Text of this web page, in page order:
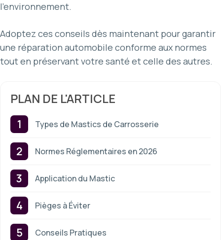
l’environnement.
Adoptez ces conseils dès maintenant pour garantir
une réparation automobile conforme aux normes
tout en préservant votre santé et celle des autres.
PLAN DE L'ARTICLE
Types de Mastics de Carrosserie
Normes Réglementaires en 2026
Application du Mastic
Pièges à Éviter
Conseils Pratiques